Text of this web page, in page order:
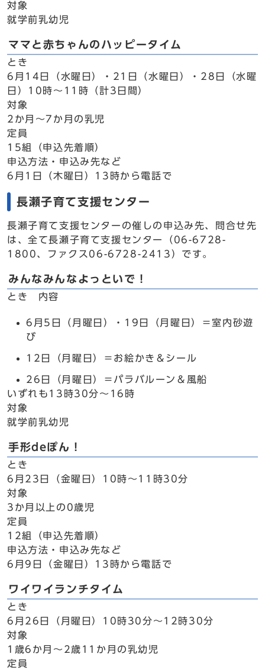
対象
就学前乳幼児
ママと赤ちゃんのハッピータイム
とき
6月14日（水曜日）・21日（水曜日）・28日（水曜
日）10時～11時（計3日間）
対象
2か月～7か月の乳児
定員
15組（申込先着順）
申込方法・申込み先など
6月1日（木曜日）13時から電話で
長瀬子育て支援センター
長瀬子育て支援センターの催しの申込み先、問合せ先
は、全て長瀬子育て支援センター（06-6728-
1800、ファクス06-6728-2413）です。
みんなみんなよっといで！
とき 内容
6月5日（月曜日）・19日（月曜日）＝室内砂遊
び
12日（月曜日）＝お絵かき＆シール
26日（月曜日）＝パラバルーン＆風船
いずれも13時30分～16時
対象
就学前乳幼児
手形deぽん！
とき
6月23日（金曜日）10時～11時30分
対象
3か月以上の0歳児
定員
12組（申込先着順）
申込方法・申込み先など
6月9日（金曜日）13時から電話で
ワイワイランチタイム
とき
6月26日（月曜日）10時30分～12時30分
対象
1歳6か月～2歳11か月の乳幼児
定員